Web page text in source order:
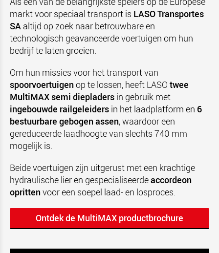
markt voor speciaal transport is LASO Transportes
SA altijd op zoek naar betrouwbare en
technologisch geavanceerde voertuigen om hun
bedrijf te laten groeien.
Om hun missies voor het transport van
spoorvoertuigen op te lossen, heeft LASO twee
MultiMAX semi diepladers in gebruik met
ingebouwde railgeleiders in het laadplatform en 6
bestuurbare gebogen assen, waardoor een
gereduceerde laadhoogte van slechts 740 mm
mogelijk is.
Beide voertuigen zijn uitgerust met een krachtige
hydraulische lier en gespecialiseerdeaccordeon
opritten voor een soepel laad- en losproces.
Ontdek de MultiMAX productbrochure